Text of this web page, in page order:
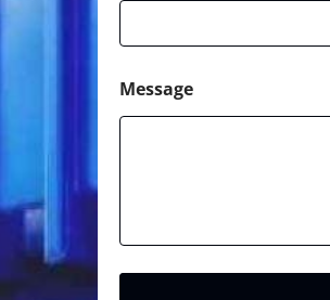
Message